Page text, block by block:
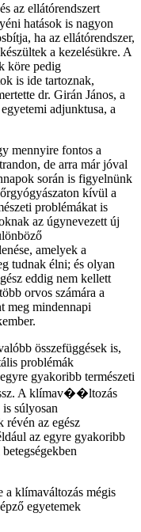
az ellátórendszert
hatások is nagyon
ha az ellátórendszer,
a kezelésükre. A
köre pedig
is ide tartoznak,
dr. Girán János, a
adjunktusa, a
mennyire fontos a
de arra már jóval
során is figyelnünk
kívül a
problémákat is
az úgynevezett új
amelyek a
tudnak élni; és olyan
eddig nem kellett
orvos számára a
meg mindennapi
összefüggések is,
problémák
gyakoribb természeti
A klímav��ltozás
súlyosan
révén az egész
az egyre gyakoribb
a klímaváltozás mégis
egyetemek